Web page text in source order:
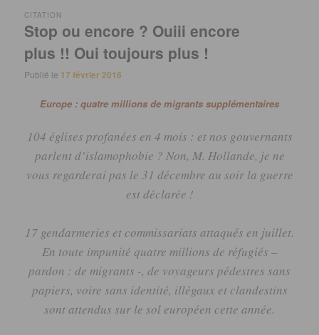
Stop ou encore ? Ouiii encore
plus !! Oui toujours plus !
CITATION
Publié le 17 février 2016
Europe : quatre millions de migrants supplémentaires
104 églises profanées en 4 mois : et nos gouvernants
parlent d’islamophobie ? Non, M. Hollande, je ne
vous regarderai pas le 31 décembre au soir la guerre
est déclarée !
17 gendarmeries et commissariats attaqués en juillet.
En toute impunité quatre millions de réfugiés –
pardon : de migrants -, de voyageurs pédestres sans
papiers, voire sans identité, illégaux et clandestins
sont attendus sur le sol européen cette année.